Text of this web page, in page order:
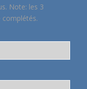
Note: les 3